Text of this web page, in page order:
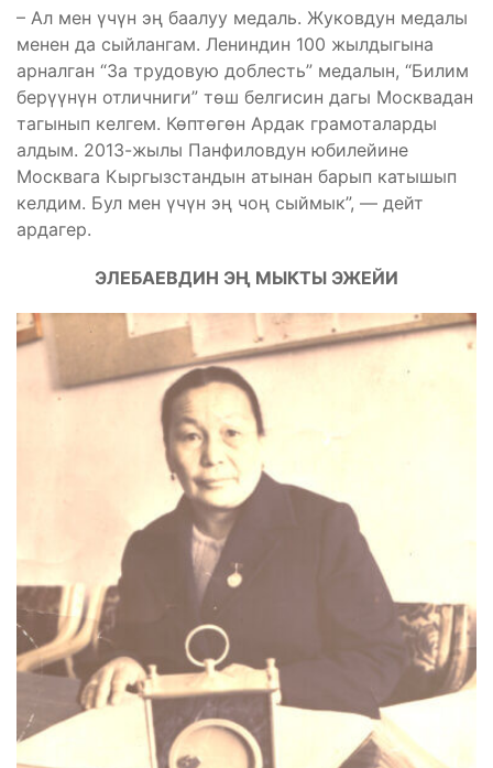
– Ал мен үчүн эң баалуу медаль. Жуковдун медалы
менен да сыйлангам. Лениндин 100 жылдыгына
арналган “За трудовую доблесть” медалын, “Билим
берүүнүн отличниги” төш белгисин дагы Москвадан
тагынып келгем. Көптөгөн Ардак грамоталарды
алдым. 2013-жылы Панфиловдун юбилейине
Москвага Кыргызстандын атынан барып катышып
келдим. Бул мен үчүн эң чоң сыймык”, — дейт
ардагер.
ЭЛЕБАЕВДИН ЭҢ МЫКТЫ ЭЖЕЙИ